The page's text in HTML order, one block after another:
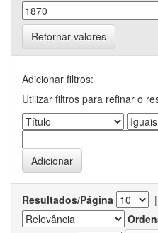
Retornar valores
Adicionar filtros:
Utilizar filtros para refinar o
Resultados/Página |